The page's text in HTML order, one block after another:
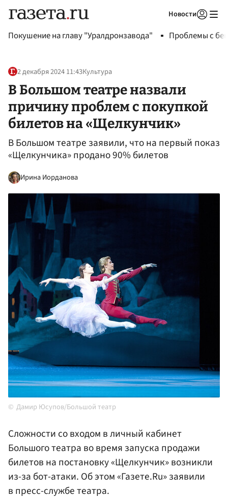
Новости
Покушение на главу "Уралдронзавода" Проблемы с
2 декабря 2024 11:43Культура
В Большом театре назвали
причину проблем с покупкой
билетов на «Щелкунчик»
В Большом театре заявили, что на первый показ
«Щелкунчика» продано 90% билетов
Ирина Иорданова
Дамир Юсупов/Большой театр
Сложности со входом в личный кабинет
Большого театра во время запуска продажи
билетов на постановку «Щелкунчик» возникли
из-за бот-атаки. Об этом «Газете.Ru» заявили
в пресс-службе театра.